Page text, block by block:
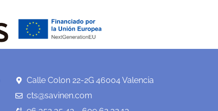
Calle Colon 22-2G 46004 Valencia
cts@savinen.com